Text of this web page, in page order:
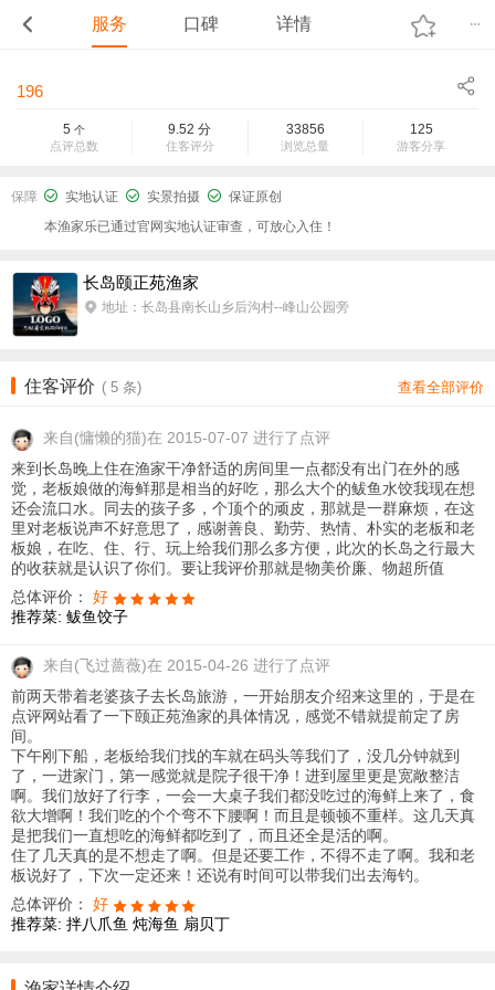
服务 口碑 详情
196
5 个
点评总数
9.52 分
住客评分
33856
浏览总量
125
游客分享
保障 实地认证 实景拍摄
保证原创
本渔家乐已通过官网实地认证审查，可放心入住！
长岛颐正苑渔家
地址：长岛县南长山乡后沟村--峰山公园旁
住客评价 ( 5 条) 查看全部评价
来自(慵懒的猫)在 2015-07-07 进行了点评
来到长岛晚上住在渔家干净舒适的房间里一点都没有出门在外的感
觉，老板娘做的海鲜那是相当的好吃，那么大个的鲅鱼水饺我现在想
还会流口水。同去的孩子多，个顶个的顽皮，那就是一群麻烦，在这
里对老板说声不好意思了，感谢善良、勤劳、热情、朴实的老板和老
板娘，在吃、住、行、玩上给我们那么多方便，此次的长岛之行最大
的收获就是认识了你们。要让我评价那就是物美价廉、物超所值
总体评价： 好
推荐菜: 鲅鱼饺子
来自(飞过蔷薇)在 2015-04-26 进行了点评
前两天带着老婆孩子去长岛旅游，一开始朋友介绍来这里的，于是在
点评网站看了一下颐正苑渔家的具体情况，感觉不错就提前定了房
间。
下午刚下船，老板给我们找的车就在码头等我们了，没几分钟就到
了，一进家门，第一感觉就是院子很干净！进到屋里更是宽敞整洁
啊。我们放好了行李，一会一大桌子我们都没吃过的海鲜上来了，食
欲大增啊！我们吃的个个弯不下腰啊！而且是顿顿不重样。这几天真
是把我们一直想吃的海鲜都吃到了，而且还全是活的啊。
住了几天真的是不想走了啊。但是还要工作，不得不走了啊。我和老
板说好了，下次一定还来！还说有时间可以带我们出去海钓。
总体评价： 好
推荐菜: 拌八爪鱼 炖海鱼 扇贝丁